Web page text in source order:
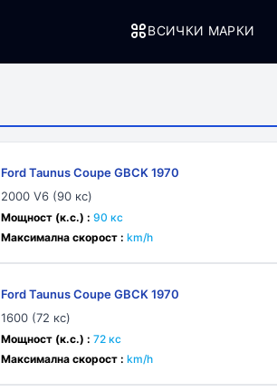
ВСИЧКИ МАРКИ
Ford Taunus Coupe GBCK 1970
2000 V6 (90 кс)
Мощност (к.с.) : 90 кс
Максимална скорост : km/h
Ford Taunus Coupe GBCK 1970
1600 (72 кс)
Мощност (к.с.) : 72 кс
Максимална скорост : km/h